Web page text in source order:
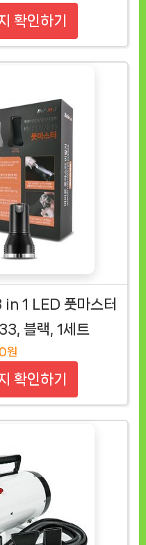
확인하기
in 1 LED 풋마스터
블랙, 1세트
원
확인하기